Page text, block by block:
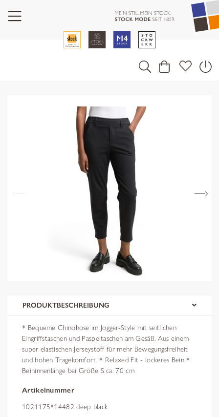
PRODUKTBESCHREIBUNG
* Bequeme Chinohose im Jogger-Style mit seitlichen
Eingriffstaschen und Paspeltaschen am Gesäß. Aus einem
super elastischen Jerseystoff für mehr Bewegungsfreiheit
und hohen Tragekomfort. * Relaxed Fit - lockeres Bein *
Beininnenlänge bei Größe S ca. 70 cm
Artikelnummer
1021175*14482 deep black